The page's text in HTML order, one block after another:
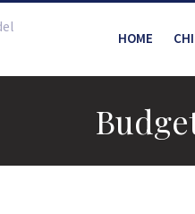
HOME